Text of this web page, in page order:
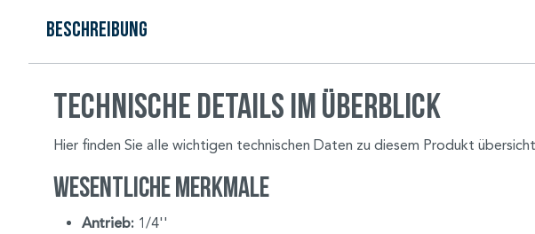
Beschreibung
Technische Details im Überblick
Hier finden Sie alle wichtigen technischen Daten zu diesem Produkt
Wesentliche Merkmale
Antrieb: 1/4''